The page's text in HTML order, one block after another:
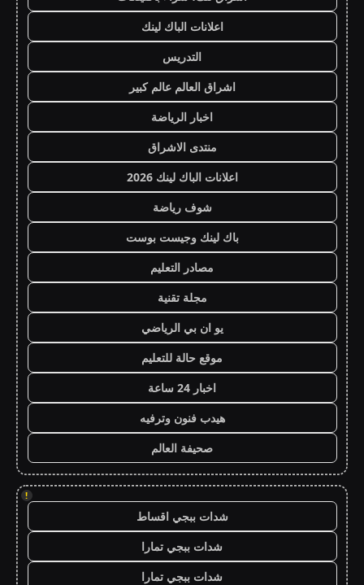
اعلانات الباك لينك
التدريس
اشراق العالم عالم كبير
اخبار الرياضة
منتدى الاشراق
اعلانات الباك لينك 2026
شوف رياضة
باك لينك وجيست بوست
مصادر التعليم
مجلة تقنية
يو ان بي الرياضي
موقع حالة للتعليم
اخبار 24 ساعة
هيدب فنون وترفيه
صحيفة العالم
!
شدات ببجي اقساط
شدات ببجي تمارا
شدات ببجي تمارا